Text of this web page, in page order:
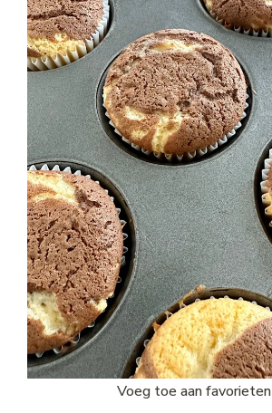
Voeg toe aan favorieten